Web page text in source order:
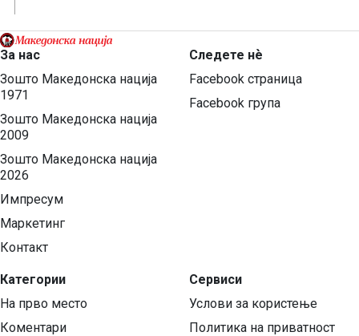
За нас
Зошто Македонска нација
1971
Зошто Македонска нација
2009
Зошто Македонска нација
2026
Импресум
Маркетинг
Контакт
Категории
На прво место
Коментари
Следете нѐ
Facebook страница
Facebook група
Сервиси
Услови за користење
Политика на приватност